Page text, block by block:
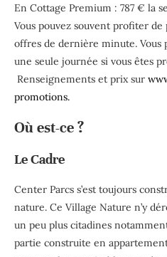
En Cottage Premium : 787 € la
Vous pouvez souvent profiter
offres de dernière minute.
une seule journée si vous êtes
Renseignements et prix sur
promotions.
Où est-ce ?
Le Cadre
Center Parcs s’est toujours
nature. Ce Village Nature n’y
un peu plus citadines
partie construite en